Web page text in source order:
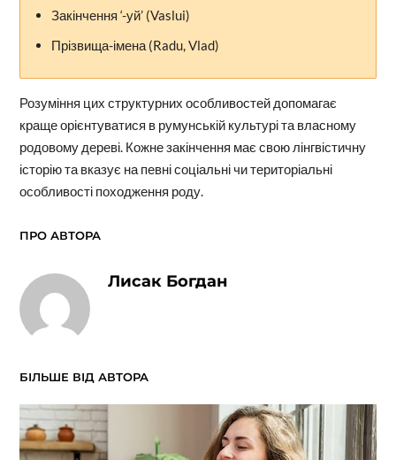
Закінчення ‘-уй’ (Vaslui)
Прізвища-імена (Radu, Vlad)
Розуміння цих структурних особливостей допомагає
краще орієнтуватися в румунській культурі та власному
родовому дереві. Кожне закінчення має свою лінгвістичну
історію та вказує на певні соціальні чи територіальні
особливості походження роду.
ПРО АВТОРА
Лисак Богдан
БІЛЬШЕ ВІД АВТОРА